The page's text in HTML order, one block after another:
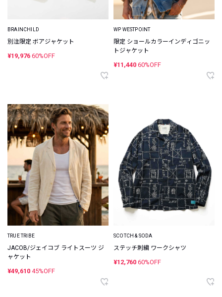
BRAINCHILD
別注限定 ボアジャケット
¥19,976 60%OFF
WP WESTPOINT
限定 ショールカラーインディゴニッ
トジャケット
¥11,440 60%OFF
TRUE TRIBE
JACOB/ジェイコブ ライトスーツ ジ
ャケット
¥49,610 45%OFF
SCOTCH & SODA
ステッチ刺繍 ワークシャツ
¥12,760 60%OFF